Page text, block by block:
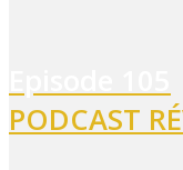
PODCAST